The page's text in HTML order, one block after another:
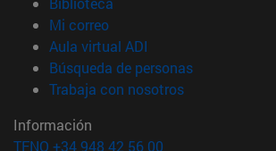
Mi correo(abre en nueva ventana)
Aula virtual ADI
Búsqueda de personas(abre en
Trabaja con nosotros(abre en
Información
TFNO +34 948 42 56 00